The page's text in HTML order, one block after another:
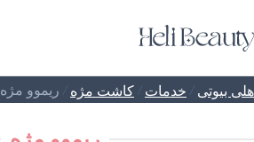
هلی بیوتی / خدمات / کاشت مژه / ریموو مژه